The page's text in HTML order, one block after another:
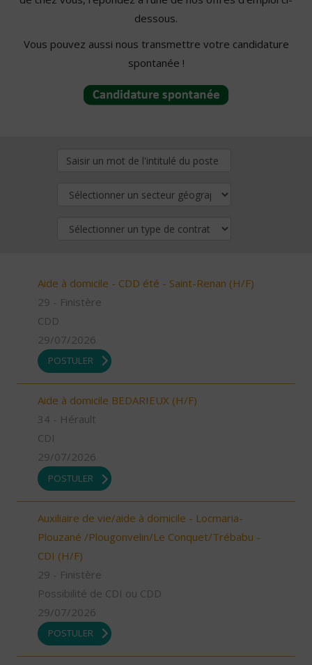
dessous.
Vous pouvez aussi nous transmettre votre candidature
spontanée !
Aide à domicile - CDD été - Saint-Renan (H/F)
29 - Finistère
CDD
29/07/2026
POSTULER
Aide à domicile BEDARIEUX (H/F)
34 - Hérault
CDI
29/07/2026
POSTULER
Auxiliaire de vie/aide à domicile - Locmaria-
Plouzané /Plougonvelin/Le Conquet/Trébabu -
CDI (H/F)
29 - Finistère
Possibilité de CDI ou CDD
29/07/2026
POSTULER